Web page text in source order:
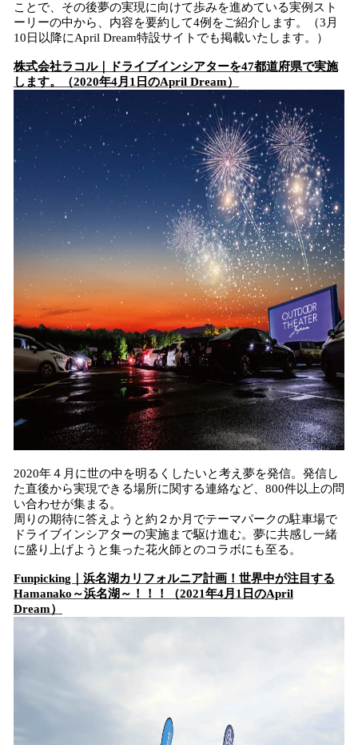
ことで、その後夢の実現に向けて歩みを進めている実例スト
ーリーの中から、内容を要約して4例をご紹介します。（3月
10日以降にApril Dream特設サイトでも掲載いたします。）
株式会社ラコル｜ドライブインシアターを47都道府県で実施
します。（2020年4月1日のApril Dream）
2020年４月に世の中を明るくしたいと考え夢を発信。発信し
た直後から実現できる場所に関する連絡など、800件以上の問
い合わせが集まる。
周りの期待に答えようと約２か月でテーマパークの駐車場で
ドライブインシアターの実施まで駆け進む。夢に共感し一緒
に盛り上げようと集った花火師とのコラボにも至る。
Funpicking｜浜名湖カリフォルニア計画！世界中が注目する
Hamanako～浜名湖～！！！（2021年4月1日のApril
Dream）